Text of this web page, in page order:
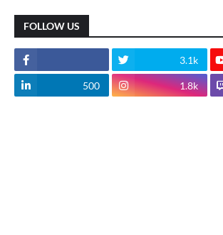
FOLLOW US
3.1k
500 1.8k